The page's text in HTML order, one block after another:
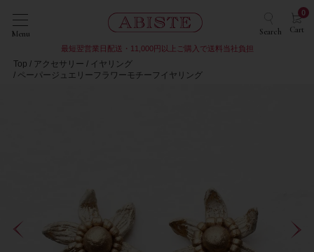
Menu Search Cart
0
最短翌営業日配送・11,000円以上ご購入で送料当社負担
Top アクセサリー
イヤリング
ペーパージュエリーフラワーモチーフイヤリング